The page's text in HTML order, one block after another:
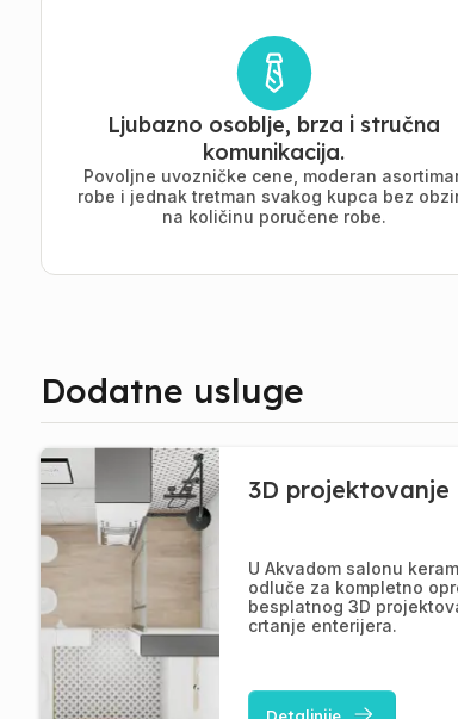
Ljubazno osoblje, brza i stručna
komunikacija.
Povoljne uvozničke cene, moderan
robe i jednak tretman svakog kupca bez
na količinu poručene robe.
Dodatne usluge
3D
U Akvadom salonu
odluče za kompletno
besplatnog 3D
crtanje enterijera.